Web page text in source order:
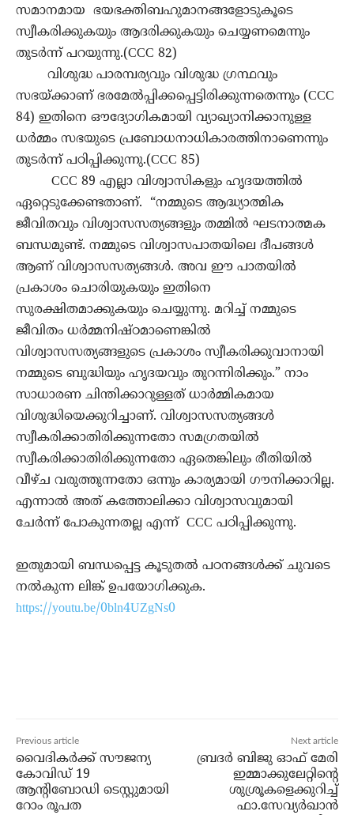
സമാനമായ ഭയഭക്തിബഹുമാനങ്ങളോടുകൂടെ
സ്വീകരിക്കുകയും ആദരിക്കുകയും ചെയ്യണമെന്നും
തുടർന്ന് പറയുന്നു.(CCC 82)
വിശുദ്ധ പാരമ്പര്യവും വിശുദ്ധ ഗ്രന്ഥവും
സഭയ്ക്കാണ് ഭരമേൽപ്പിക്കപ്പെട്ടിരിക്കുന്നതെന്നും (CCC
84) ഇതിനെ ഔദ്യോഗികമായി വ്യാഖ്യാനിക്കാനുള്ള
ധർമ്മം സഭയുടെ പ്രബോധനാധികാരത്തിനാണെന്നും
തുടർന്ന് പഠിപ്പിക്കുന്നു.(CCC 85)
CCC 89 എല്ലാ വിശ്വാസികളും ഹൃദയത്തിൽ
ഏറ്റെടുക്കേണ്ടതാണ്. “നമ്മുടെ ആദ്ധ്യാത്മിക
ജീവിതവും വിശ്വാസസത്യങ്ങളും തമ്മിൽ ഘടനാത്മക
ബന്ധമുണ്ട്. നമ്മുടെ വിശ്വാസപാതയിലെ ദീപങ്ങൾ
ആണ് വിശ്വാസസത്യങ്ങൾ. അവ ഈ പാതയിൽ
പ്രകാശം ചൊരിയുകയും ഇതിനെ
സുരക്ഷിതമാക്കുകയും ചെയ്യുന്നു. മറിച്ച് നമ്മുടെ
ജീവിതം ധർമ്മനിഷ്ഠമാണെങ്കിൽ
വിശ്വാസസത്യങ്ങളുടെ പ്രകാശം സ്വീകരിക്കുവാനായി
നമ്മുടെ ബുദ്ധിയും ഹൃദയവും തുറന്നിരിക്കും.” നാം
സാധാരണ ചിന്തിക്കാറുള്ളത് ധാർമ്മികമായ
വിശുദ്ധിയെക്കുറിച്ചാണ്. വിശ്വാസസത്യങ്ങൾ
സ്വീകരിക്കാതിരിക്കുന്നതോ സമഗ്രതയിൽ
സ്വീകരിക്കാതിരിക്കുന്നതോ ഏതെങ്കിലും രീതിയിൽ
വീഴ്ച വരുത്തുന്നതോ ഒന്നും കാര്യമായി ഗൗനിക്കാറില്ല.
എന്നാൽ അത് കത്തോലിക്കാ വിശ്വാസവുമായി
ചേർന്ന് പോകുന്നതല്ല എന്ന് CCC പഠിപ്പിക്കുന്നു.
ഇതുമായി ബന്ധപ്പെട്ട കൂടുതൽ പഠനങ്ങൾക്ക് ചുവടെ
നൽകുന്ന ലിങ്ക് ഉപയോഗിക്കുക.
https://youtu.be/0bln4UZgNs0
Previous article
വൈദികര്‍ക്ക് സൗജന്യ
കോവിഡ് 19
ആന്റിബോഡി ടെസ്റ്റുമായി
റോം രൂപത
Next article
ബ്രദർ ബിജു ഓഫ് മേരി
ഇമ്മാക്കുലേറ്റിന്റെ
ശുശ്രൂകളെക്കുറിച്ച്
ഫാ.സേവ്യർഖാൻ